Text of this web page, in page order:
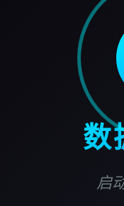
数
启